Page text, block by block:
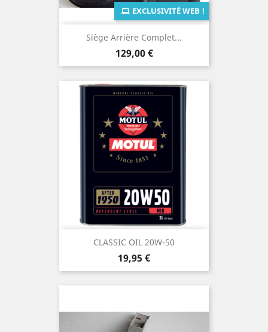
Siège Arrière Complet...
Prix
129,00 €
EXCLUSIVITÉ WEB !
CLASSIC OIL 20W-50
Prix
19,95 €